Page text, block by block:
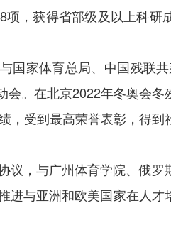
，获得省部级及以上科研
国家体育总局、中国残联
。在北京2022年冬奥会冬
，受到最高荣誉表彰，得到
议，与广州体育学院、俄罗
进与亚洲和欧美国家在人才